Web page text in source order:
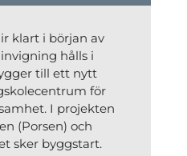
klart i början av
hålls i
till ett nytt
för
I projekten
(Porsen) och
sker byggstart.